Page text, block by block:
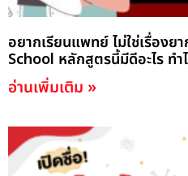
อยากเรียนแพทย์ ไม่ใช่เรื่อง
School หลักสูตรนี้มีดีอะไร ทำ
อ่านเพิ่มเติม »